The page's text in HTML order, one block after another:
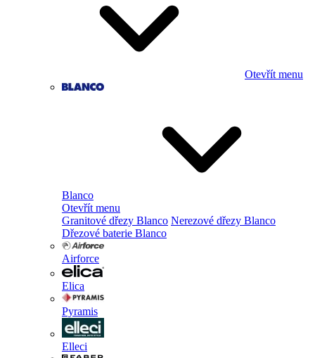
Otevřít menu
Blanco
Otevřít menu
Granitové dřezy Blanco Nerezové dřezy Blanco
Dřezové baterie Blanco
Airforce
Elica
Pyramis
Elleci